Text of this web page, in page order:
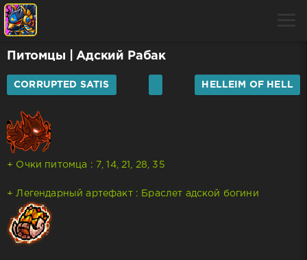
Питомцы | Адский Рабак
CORRUPTED SATIS HELLEIM OF HELL
+ Очки питомца : 7, 14, 21, 28, 35
+ Легендарный артефакт : Браслет адской богини